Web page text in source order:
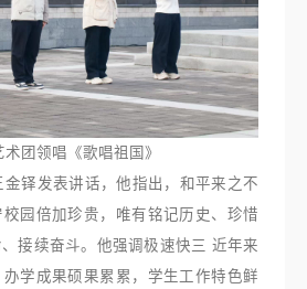
术团领唱《歌唱祖国》
发表讲话，他指出，和平来之不
园倍加珍贵，唯有铭记历史、珍惜
接续奋斗。他强调极速快三 近年来
学成果硕果累累，学生工作特色鲜